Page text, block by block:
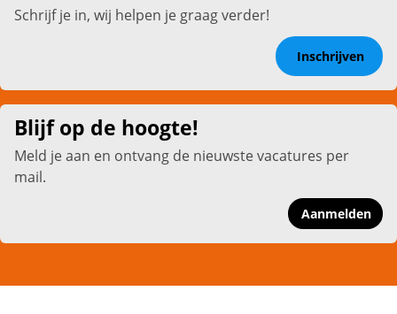
Schrijf je in, wij helpen je graag verder!
Inschrijven
Blijf op de hoogte!
Meld je aan en ontvang de nieuwste vacatures per
mail.
Aanmelden